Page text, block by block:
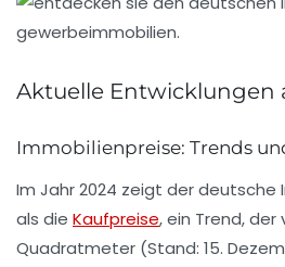
Aktuelle
Immobilienpreise: Trends
Im Jahr 2024 zeigt der
als die Kaufpreise, ein Trend,
Quadratmeter (Stand: 15.